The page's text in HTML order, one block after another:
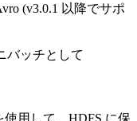
(v3.0.1 以降でサポ
バッチとして
使用して、HDFS に保